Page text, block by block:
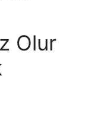
Olur